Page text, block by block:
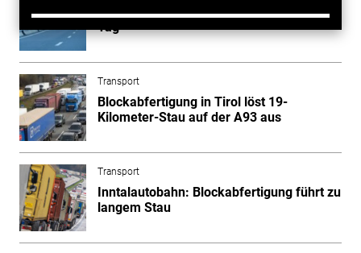
Tirol: Zweimal Blockabfertigung an einem
Tag
Transport
Blockabfertigung in Tirol löst 19-
Kilometer-Stau auf der A93 aus
Transport
Inntalautobahn: Blockabfertigung führt zu
langem Stau